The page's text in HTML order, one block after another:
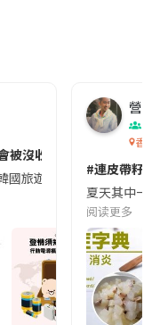
被沒收😱出發前切記檢查
國旅遊的民眾，近期要
營養
香港
#連皮帶籽
夏天其中一
阅读更多